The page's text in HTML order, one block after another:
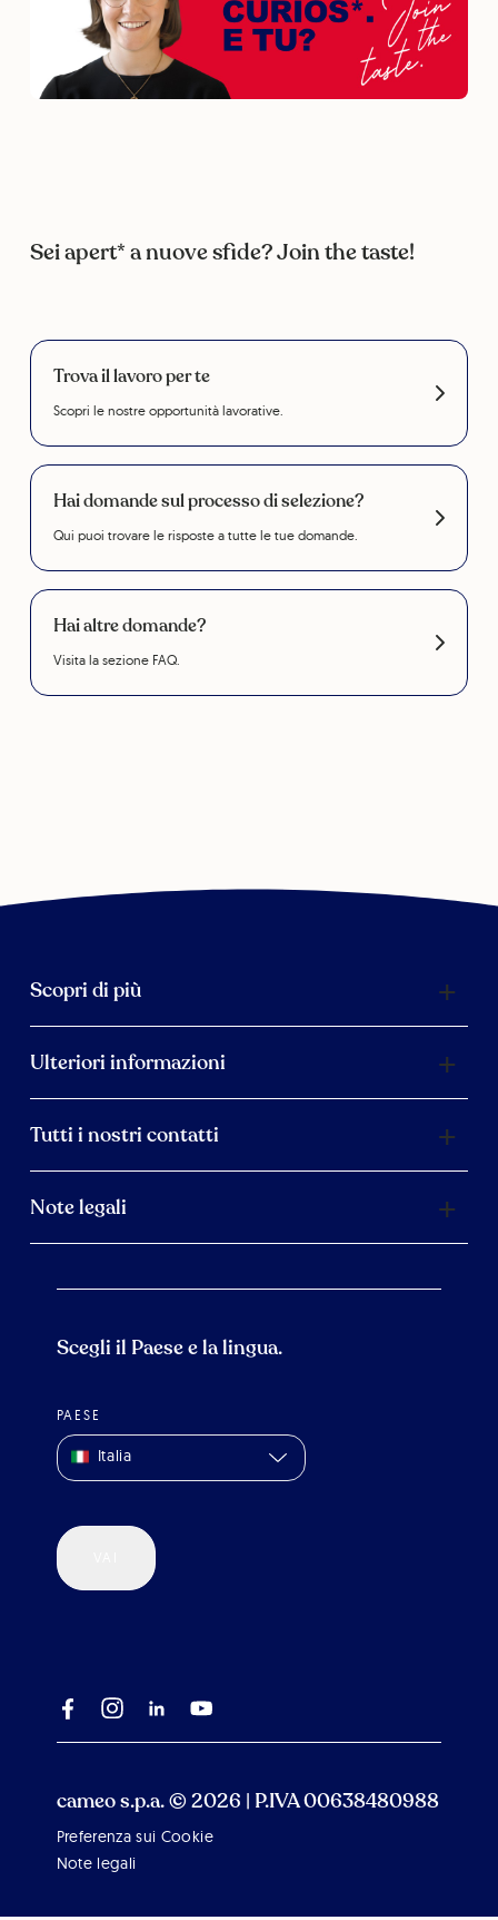
Sei apert* a nuove sfide? Join the taste!
Trova il lavoro per te
Scopri le nostre opportunità lavorative.
Hai domande sul processo di selezione?
Qui puoi trovare le risposte a tutte le tue domande.
Hai altre domande?
Visita la sezione FAQ.
Scopri di più
Ulteriori informazioni
Tutti i nostri contatti
Note legali
Scegli il Paese e la lingua.
PAESE
Italia
cameo s.p.a. © 2026 | P.IVA 00638480988
Preferenza sui Cookie
Note legali